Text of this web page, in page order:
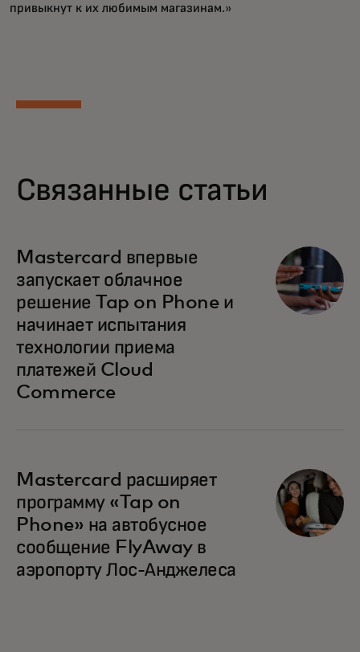
привыкнут к их любимым магазинам.»
Связанные статьи
Mastercard впервые
запускает облачное
решение Tap on Phone и
начинает испытания
технологии приема
платежей Cloud
Commerce
Mastercard расширяет
программу «Tap on
Phone» на автобусное
сообщение FlyAway в
аэропорту Лос-Анджелеса